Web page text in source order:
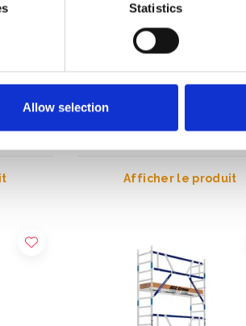
Statistics
Allow selection
AGS
Échafaudage roulant ASC
hauteur travail
€2.199,00 €2.722,32 HT
Afficher le produit